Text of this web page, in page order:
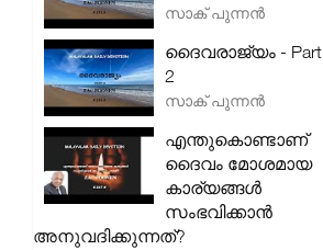
സാക് പുന്നൻ
ദൈവരാജ്യം - Part
2
സാക് പുന്നൻ
എന്തുകൊണ്ടാണ്
ദൈവം മോശമായ
കാര്യങ്ങൾ
സംഭവിക്കാൻ
അനുവദിക്കുന്നത്?